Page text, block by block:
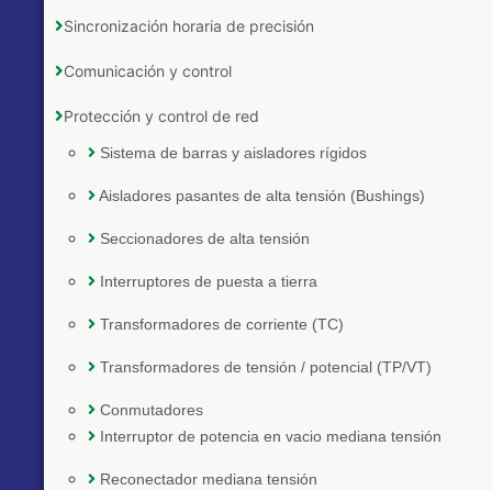
Sincronización horaria de precisión
Comunicación y control
Protección y control de red
Sistema de barras y aisladores rígidos
Aisladores pasantes de alta tensión (Bushings)
Seccionadores de alta tensión
Interruptores de puesta a tierra
Transformadores de corriente (TC)
Transformadores de tensión / potencial (TP/VT)
Conmutadores
Interruptor de potencia en vacio mediana tensión
Reconectador mediana tensión